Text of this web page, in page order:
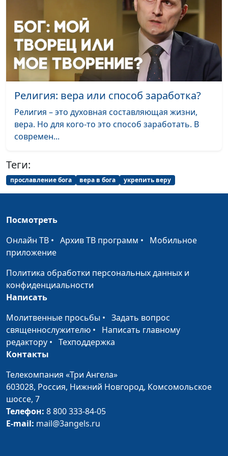
Ты - мои крылья Юрий Щербатых
Не уходи Юрий Щербатых #1931
Напои меня
любовью
Юрий Щербатых #1930
Свет веры на пути Юрий Щербатых #1929
Дерево жизни Юрий Щербатых #1928
Ты только поверь
Мне Господь
подарил тебя
Спаси и сохрани Андрей Быков #1925
Три слова
Просто так Андрей Быков
Загадай желание
Знаки препинания Андрей Быков
Плюшевые сны
Два чуда Андрей Быков
На рождение сына Андрей Быков
Вспомни, мама Андрей Быков #1916
Великий Бог
Нет, мы не одни
Религия: вера или способ заработка?
Религия – это духовная составляющая жизни,
вера. Но для кого-то это способ заработать. В
современ...
Теги:
прославление бога вера в бога укрепить веру
Посмотреть
Онлайн ТВ • Архив ТВ программ • Мобильное
приложение
Политика обработки персональных данных и
конфиденциальности
Написать
Молитвенные просьбы • Задать вопрос
священнослужителю • Написать главному
редактору • Техподдержка
Контакты
Телекомпания «Три Ангела»
603028, Россия, Нижний Новгород, Комсомольское
шоссе, 7
Телефон: 8 800 333-84-05
E-mail: mail@3angels.ru